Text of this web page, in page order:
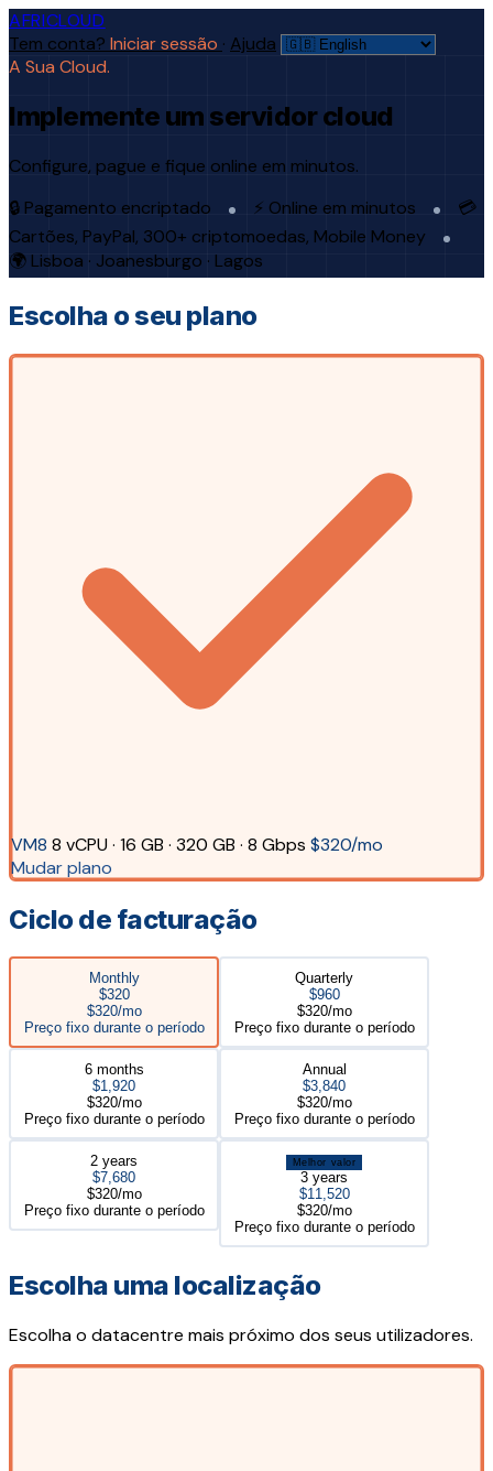
AFRICLOUD
Tem conta? Iniciar sessão · Ajuda
A Sua Cloud.
Implemente um servidor cloud
Configure, pague e fique online em minutos.
🔒 Pagamento encriptado
⚡ Online em minutos
💳
Cartões, PayPal, 300+ criptomoedas, Mobile Money
🌍 Lisboa · Joanesburgo · Lagos
Escolha o seu plano
VM8 8 vCPU · 16 GB · 320 GB · 8 Gbps $320/mo
Mudar plano
Ciclo de facturação
Monthly
$320
$320/mo
Preço fixo durante o período
Quarterly
$960
$320/mo
Preço fixo durante o período
6 months
$1,920
$320/mo
Preço fixo durante o período
Annual
$3,840
$320/mo
Preço fixo durante o período
2 years
$7,680
$320/mo
Preço fixo durante o período
Melhor valor
3 years
$11,520
$320/mo
Preço fixo durante o período
Escolha uma localização
Escolha o datacentre mais próximo dos seus utilizadores.